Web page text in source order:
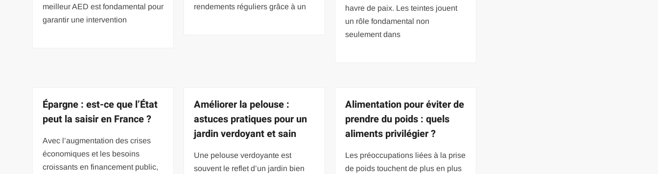
meilleur AED est fondamental pour
garantir une intervention
rendements réguliers grâce à un
havre de paix. Les teintes jouent
un rôle fondamental non
seulement dans
Épargne : est-ce que l’État
peut la saisir en France ?
Avec l’augmentation des crises
économiques et les besoins
croissants en financement public,
Améliorer la pelouse :
astuces pratiques pour un
jardin verdoyant et sain
Une pelouse verdoyante est
souvent le reflet d’un jardin bien
Alimentation pour éviter de
prendre du poids : quels
aliments privilégier ?
Les préoccupations liées à la prise
de poids touchent de plus en plus